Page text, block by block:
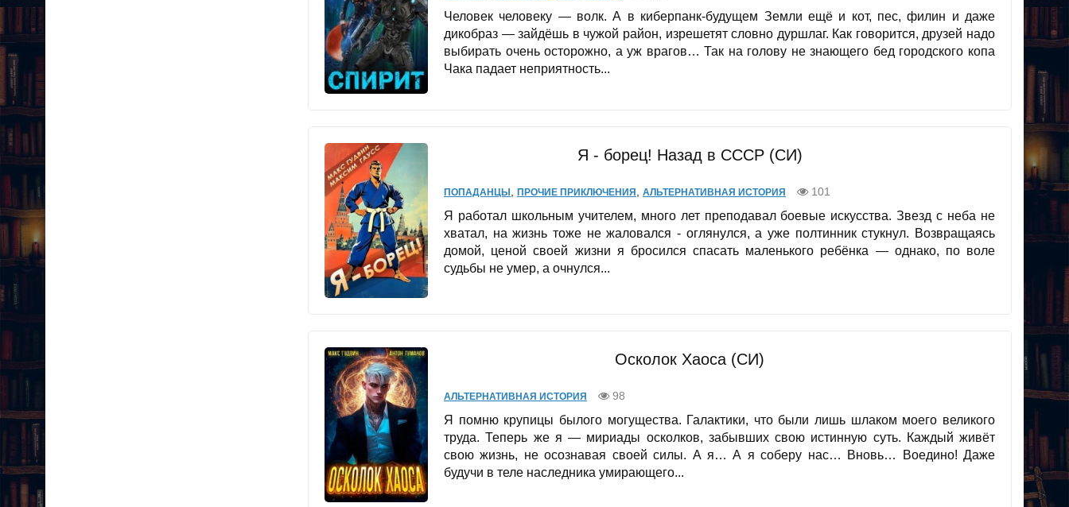
Человек человеку — волк. А в киберпанк-будущем Земли ещё и кот, пес, филин и даже
дикобраз — зайдёшь в чужой район, изрешетят словно дуршлаг. Как говорится, друзей надо
выбирать очень осторожно, а уж врагов… Так на голову не знающего бед городского копа
Чака падает неприятность...
Я - борец! Назад в СССР (СИ)
ПОПАДАНЦЫ , ПРОЧИЕ ПРИКЛЮЧЕНИЯ , АЛЬТЕРНАТИВНАЯ ИСТОРИЯ 101
Я работал школьным учителем, много лет преподавал боевые искусства. Звезд с неба не
хватал, на жизнь тоже не жаловался - оглянулся, а уже полтинник стукнул. Возвращаясь
домой, ценой своей жизни я бросился спасать маленького ребёнка — однако, по воле
судьбы не умер, а очнулся...
Осколок Хаоса (СИ)
АЛЬТЕРНАТИВНАЯ ИСТОРИЯ 98
Я помню крупицы былого могущества. Галактики, что были лишь шлаком моего великого
труда. Теперь же я — мириады осколков, забывших свою истинную суть. Каждый живёт
свою жизнь, не осознавая своей силы. А я… А я соберу нас… Вновь… Воедино! Даже
будучи в теле наследника умирающего...